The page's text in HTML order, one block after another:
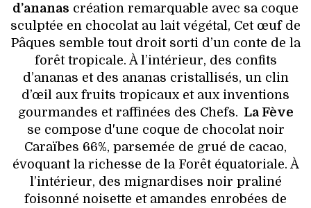
d’ananas création remarquable avec sa coque
sculptée en chocolat au lait végétal, Cet œuf de
Pâques semble tout droit sorti d’un conte de la
forêt tropicale. À l’intérieur, des confits
d’ananas et des ananas cristallisés, un clin
d’œil aux fruits tropicaux et aux inventions
gourmandes et raffinées des Chefs. La Fève
se compose d'une coque de chocolat noir
Caraïbes 66%, parsemée de grué de cacao,
évoquant la richesse de la Forêt équatoriale. À
l’intérieur, des mignardises noir praliné
foisonné noisette et amandes enrobées de